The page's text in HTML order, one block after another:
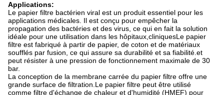
Applications:
Le papier filtre bactérien viral est un produit essentiel pour les
applications médicales. Il est conçu pour empêcher la
propagation des bactéries et des virus, ce qui en fait la solution
idéale pour une utilisation dans les hôpitaux,cliniquesLe papier
filtre est fabriqué à partir de papier, de coton et de matériaux
soufflés par fusion, ce qui assure sa durabilité et sa fiabilité.et
peut résister à une pression de fonctionnement maximale de 30
bar.
La conception de la membrane carrée du papier filtre offre une
grande surface de filtration.Le papier filtre peut être utilisé
comme filtre d'échange de chaleur et d'humidité (HMEF) pour